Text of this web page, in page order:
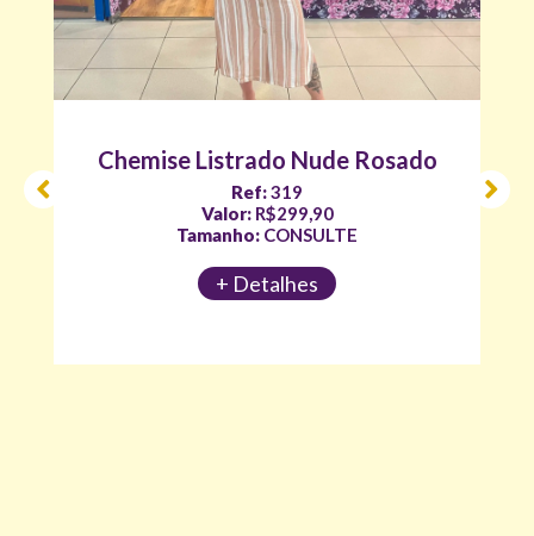
Chemise Listrado Nude Rosado
Ref:319
Valor:R$299,90
Tamanho: CONSULTE
+ Detalhes